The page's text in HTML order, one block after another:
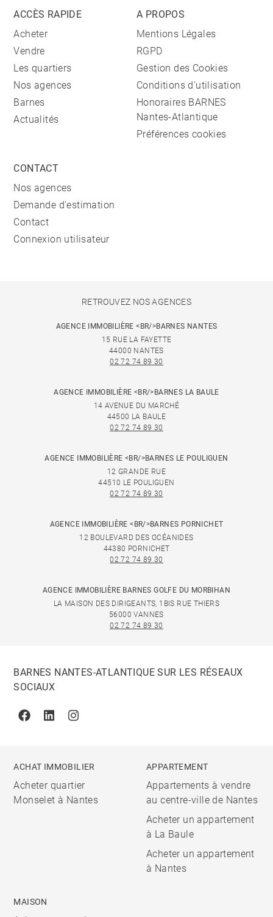
ACCÈS RAPIDE
Acheter
Vendre
Les quartiers
Nos agences
Barnes
Actualités
A PROPOS
Mentions Légales
RGPD
Gestion des Cookies
Conditions d'utilisation
Honoraires BARNES
Nantes-Atlantique
Préférences cookies
CONTACT
Nos agences
Demande d'estimation
Contact
Connexion utilisateur
RETROUVEZ NOS AGENCES
AGENCE IMMOBILIÈRE <BR/>BARNES NANTES
15 RUE LA FAYETTE
44000 NANTES
02 72 74 89 30
AGENCE IMMOBILIÈRE <BR/>BARNES LA BAULE
14 AVENUE DU MARCHÉ
44500 LA BAULE
02 72 74 89 30
AGENCE IMMOBILIÈRE <BR/>BARNES LE POULIGUEN
12 GRANDE RUE
44510 LE POULIGUEN
02 72 74 89 30
AGENCE IMMOBILIÈRE <BR/>BARNES PORNICHET
12 BOULEVARD DES OCÉANIDES
44380 PORNICHET
02 72 74 89 30
AGENCE IMMOBILIÈRE BARNES GOLFE DU MORBIHAN
LA MAISON DES DIRIGEANTS, 1BIS RUE THIERS
56000 VANNES
02 72 74 89 30
BARNES NANTES-ATLANTIQUE SUR LES RÉSEAUX
SOCIAUX
FacebookLinkedinInstagram
ACHAT IMMOBILIER
Acheter quartier
Monselet à Nantes
APPARTEMENT
Appartements à vendre
au centre-ville de Nantes
Acheter un appartement
à La Baule
Acheter un appartement
à Nantes
MAISON